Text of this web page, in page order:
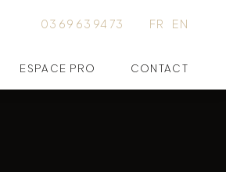
03 69 63 94 73 FR EN
ESPACE PRO CONTACT